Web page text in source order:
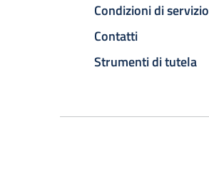
Condizioni di servizio
Contatti
Strumenti di tutela